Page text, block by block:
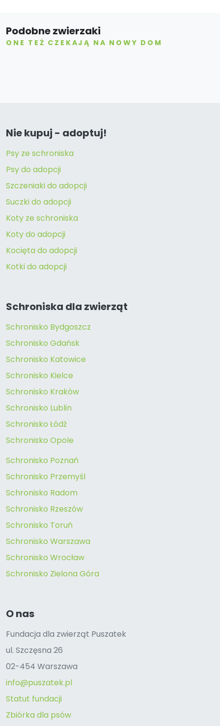
Podobne zwierzaki
ONE TEŻ CZEKAJĄ NA NOWY DOM
Nie kupuj - adoptuj!
Psy ze schroniska
Psy do adopcji
Szczeniaki do adopcji
Suczki do adopcji
Koty ze schroniska
Koty do adopcji
Kocięta do adopcji
Kotki do adopcji
Schroniska dla zwierząt
Schronisko Bydgoszcz
Schronisko Gdańsk
Schronisko Katowice
Schronisko Kielce
Schronisko Kraków
Schronisko Lublin
Schronisko Łódź
Schronisko Opole
Schronisko Poznań
Schronisko Przemyśl
Schronisko Radom
Schronisko Rzeszów
Schronisko Toruń
Schronisko Warszawa
Schronisko Wrocław
Schronisko Zielona Góra
O nas
Fundacja dla zwierząt Puszatek
ul. Szczęsna 26
02-454 Warszawa
info@puszatek.pl
Statut fundacji
Zbiórka dla psów